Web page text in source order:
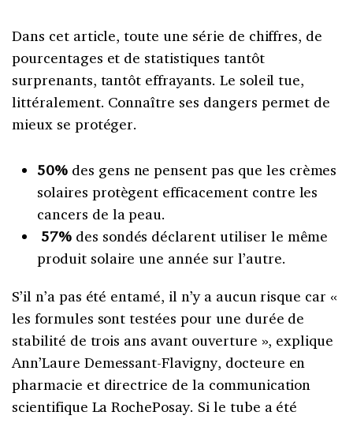
Dans cet article, toute une série de chiffres, de
pourcentages et de statistiques tantôt
surprenants, tantôt effrayants. Le soleil tue,
littéralement. Connaître ses dangers permet de
mieux se protéger.
50%des gens ne pensent pas que les crèmes
solaires protègent efficacement contre les
cancers de la peau.
57%des sondés déclarent utiliser le même
produit solaire une année sur l’autre.
S’il n’a pas été entamé, il n’y a aucun risque car «
les formules sont testées pour une durée de
stabilité de trois ans avant ouverture », explique
Ann’Laure Demessant-Flavigny, docteure en
pharmacie et directrice de la communication
scientifique La RochePosay. Si le tube a été